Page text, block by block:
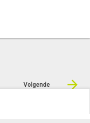
Volgende